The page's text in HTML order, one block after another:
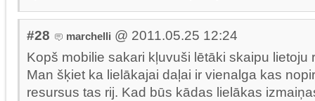
#28 marchelli @ 2011.05.25 12:24
Kopš mobilie sakari kļuvuši lētāki skaipu lietoju
Man šķiet ka lielākajai daļai ir vienalga kas
resursus tas rij. Kad būs kādas lielākas